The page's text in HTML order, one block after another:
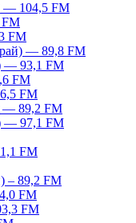
— 104,5 FM
FM
FM
— 89,8 FM
— 93,1 FM
FM
FM
— 89,2 FM
— 97,1 FM
FM
– 89,2 FM
FM
FM